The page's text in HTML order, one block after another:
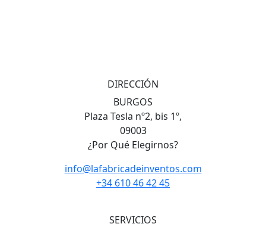
DIRECCIÓN
BURGOS
Plaza Tesla nº2, bis 1º,
09003
¿Por Qué Elegirnos?
info@lafabricadeinventos.com
+34 610 46 42 45
SERVICIOS